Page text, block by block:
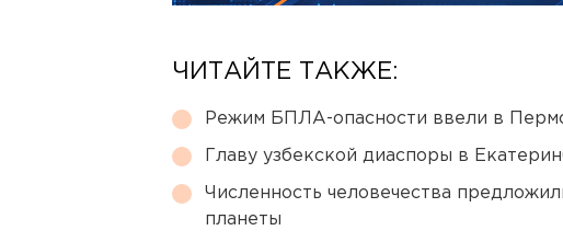
ЧИТАЙТЕ ТАКЖЕ:
Режим БПЛА-опасности ввели в
Главу узбекской диаспоры в
Численность человечества
планеты